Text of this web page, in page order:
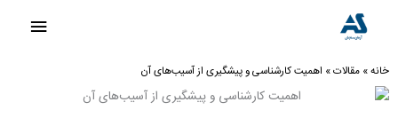
خانه» مقالات» اهمیت کارشناسی و پیشگیری از آسیب‌های آن